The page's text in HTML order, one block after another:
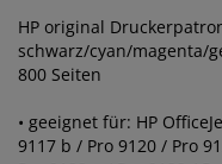
HP original
schwarz/cyan/magenta/
800 Seiten
• geeignet für: HP
9117 b / Pro 9120 / Pro